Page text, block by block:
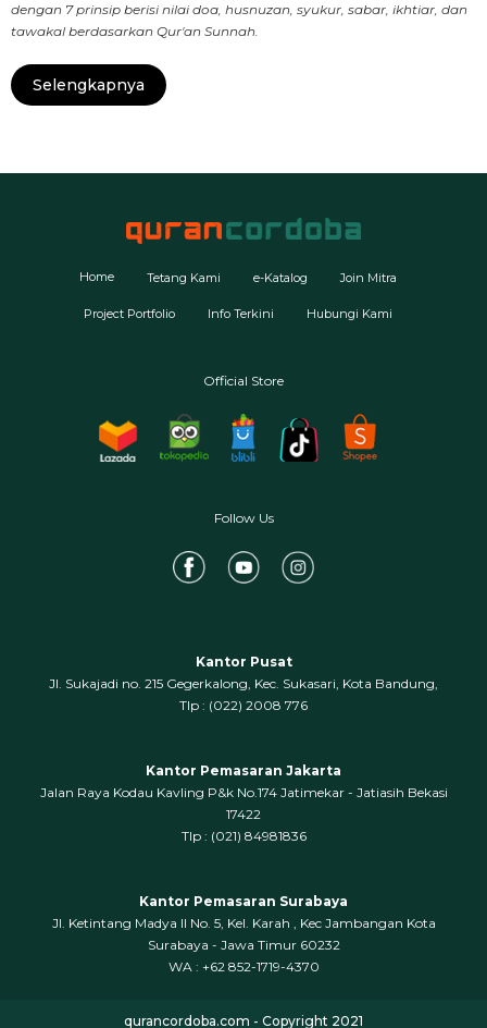
dengan 7 prinsip berisi nilai doa, husnuzan, syukur, sabar, ikhtiar, dan
tawakal berdasarkan Qur'an Sunnah.
Selengkapnya
Home Tetang Kami e-Katalog Join Mitra
Project Portfolio Info Terkini Hubungi Kami
Official Store
Follow Us
Kantor Pusat
Jl. Sukajadi no. 215 Gegerkalong, Kec. Sukasari, Kota Bandung,
‍Tlp : (022) 2008 776
Kantor Pemasaran Jakarta
Jalan Raya Kodau Kavling P&k No.174 Jatimekar - Jatiasih Bekasi
17422
Tlp : (021) 84981836
Kantor Pemasaran Surabaya
Jl. Ketintang Madya II No. 5, Kel. Karah , Kec Jambangan Kota
Surabaya - Jawa Timur 60232
WA : +62 852-1719-4370
qurancordoba.com - Copyright 2021